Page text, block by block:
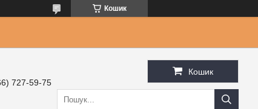
Кошик
727-59-75
Кошик